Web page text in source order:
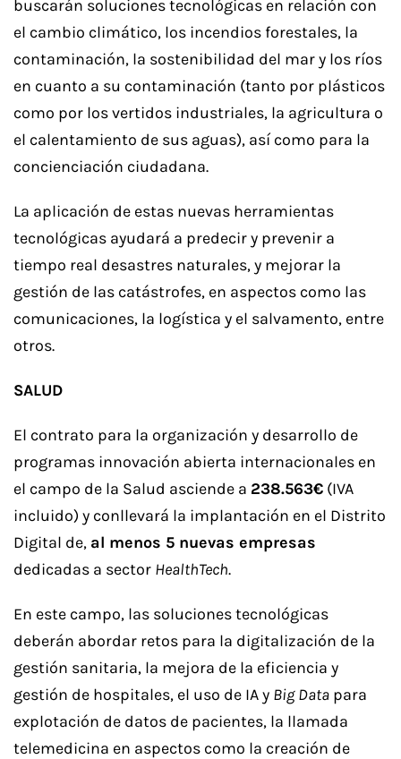
buscarán soluciones tecnológicas en relación con
el cambio climático, los incendios forestales, la
contaminación, la sostenibilidad del mar y los ríos
en cuanto a su contaminación (tanto por plásticos
como por los vertidos industriales, la agricultura o
el calentamiento de sus aguas), así como para la
concienciación ciudadana.
La aplicación de estas nuevas herramientas
tecnológicas ayudará a predecir y prevenir a
tiempo real desastres naturales, y mejorar la
gestión de las catástrofes, en aspectos como las
comunicaciones, la logística y el salvamento, entre
otros.
SALUD
El contrato para la organización y desarrollo de
programas innovación abierta internacionales en
el campo de la Salud asciende a 238.563€ (IVA
incluido) y conllevará la implantación en el Distrito
Digital de, al menos 5 nuevas empresas
dedicadas a sector HealthTech.
En este campo, las soluciones tecnológicas
deberán abordar retos para la digitalización de la
gestión sanitaria, la mejora de la eficiencia y
gestión de hospitales, el uso de IA y Big Data para
explotación de datos de pacientes, la llamada
telemedicina en aspectos como la creación de